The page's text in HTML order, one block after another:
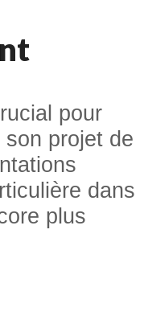
pour
projet de
dans
plus